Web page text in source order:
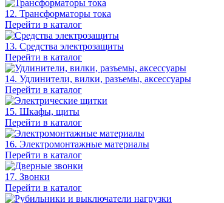
12. Трансформаторы тока
Перейти в каталог
13. Средства электрозащиты
Перейти в каталог
14. Удлинители, вилки, разъемы, аксессуары
Перейти в каталог
15. Шкафы, щиты
Перейти в каталог
16. Электромонтажные материалы
Перейти в каталог
17. Звонки
Перейти в каталог